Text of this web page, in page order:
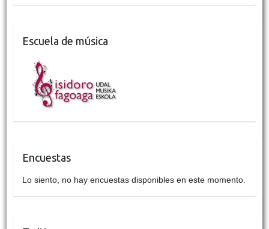
Escuela de música
Encuestas
Lo siento, no hay encuestas disponibles en este momento.